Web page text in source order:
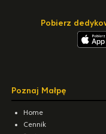
Pobierz
Poznaj Małpę
Home
Cennik